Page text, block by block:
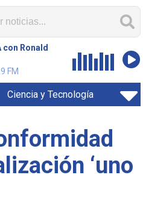
con Ronald
FM
Ciencia y Tecnología
‘uno